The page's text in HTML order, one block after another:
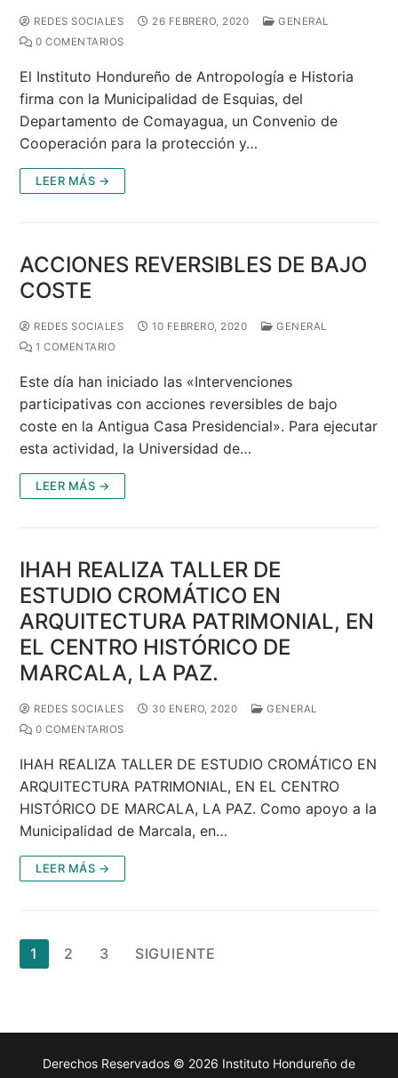
REDES SOCIALES 26 FEBRERO, 2020
GENERAL
0 COMENTARIOS
El Instituto Hondureño de Antropología e Historia
firma con la Municipalidad de Esquias, del
Departamento de Comayagua, un Convenio de
Cooperación para la protección y…
LEER MÁS →
ACCIONES REVERSIBLES DE BAJO
COSTE
REDES SOCIALES 10 FEBRERO, 2020
GENERAL
1 COMENTARIO
Este día han iniciado las «Intervenciones
participativas con acciones reversibles de bajo
coste en la Antigua Casa Presidencial». Para ejecutar
esta actividad, la Universidad de…
LEER MÁS →
IHAH REALIZA TALLER DE
ESTUDIO CROMÁTICO EN
ARQUITECTURA PATRIMONIAL, EN
EL CENTRO HISTÓRICO DE
MARCALA, LA PAZ.
REDES SOCIALES 30 ENERO, 2020
GENERAL
0 COMENTARIOS
IHAH REALIZA TALLER DE ESTUDIO CROMÁTICO EN
ARQUITECTURA PATRIMONIAL, EN EL CENTRO
HISTÓRICO DE MARCALA, LA PAZ. Como apoyo a la
Municipalidad de Marcala, en…
LEER MÁS →
Paginación
de
1 2 3 SIGUIENTE
Derechos Reservados © 2026 Instituto Hondureño de